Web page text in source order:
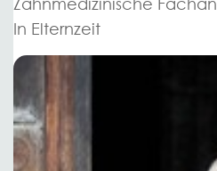
In Elternzeit